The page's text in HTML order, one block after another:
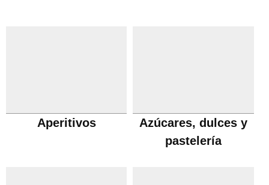
Aperitivos
Azúcares, dulces y
pastelería